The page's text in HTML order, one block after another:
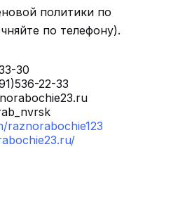
политики по
по телефону).
30
22-33
raznorabochie123